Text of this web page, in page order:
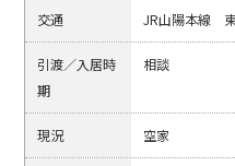
交通 JR山陽本線
引渡／入居時
期
相談
現況 空家